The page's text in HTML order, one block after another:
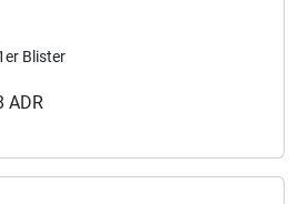
Blister
ADR